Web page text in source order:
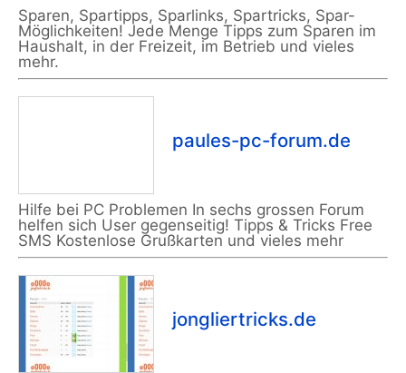
Sparen, Spartipps, Sparlinks, Spartricks, Spar-
Möglichkeiten! Jede Menge Tipps zum Sparen im
Haushalt, in der Freizeit, im Betrieb und vieles
mehr.
paules-pc-forum.de
Hilfe bei PC Problemen In sechs grossen Forum
helfen sich User gegenseitig! Tipps & Tricks Free
SMS Kostenlose Grußkarten und vieles mehr
jongliertricks.de